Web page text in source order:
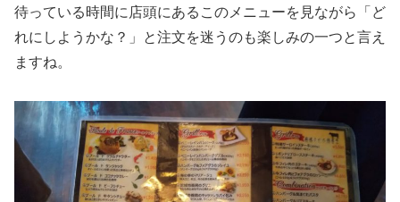
待っている時間に店頭にあるこのメニューを見ながら「ど
れにしようかな？」と注文を迷うのも楽しみの一つと言え
ますね。